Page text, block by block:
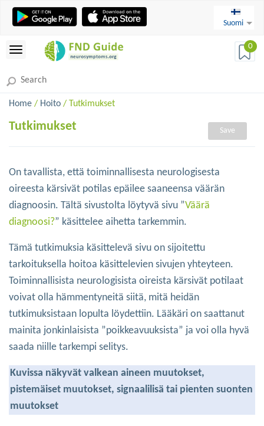
Suomi
0
Home / Hoito / Tutkimukset
Tutkimukset Save
On tavallista, että toiminnallisesta neurologisesta
oireesta kärsivät potilas epäilee saaneensa väärän
diagnoosin. Tältä sivustolta löytyvä sivu ”Väärä
diagnoosi?” käsittelee aihetta tarkemmin.
Tämä tutkimuksia käsittelevä sivu on sijoitettu
tarkoituksella hoitoa käsittelevien sivujen yhteyteen.
Toiminnallisista neurologisista oireista kärsivät potilaat
voivat olla hämmentyneitä siitä, mitä heidän
tutkimuksistaan lopulta löydettiin. Lääkäri on saattanut
mainita jonkinlaisista ”poikkeavuuksista” ja voi olla hyvä
saada niille tarkempi selitys.
Kuvissa näkyvät valkean aineen muutokset,
pistemäiset muutokset, signaalilisä tai pienten suonten
muutokset